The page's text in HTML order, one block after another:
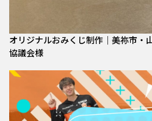
オリジナルおみくじ制作｜美祢市・
協議会様